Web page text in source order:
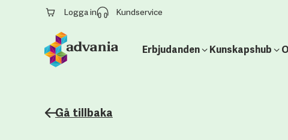
Logga in Kundservice
Erbjudanden Kunskapshub
Gå tillbaka